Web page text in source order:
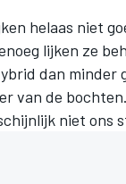
helaas niet
lijken ze
dan
van de
niet ons